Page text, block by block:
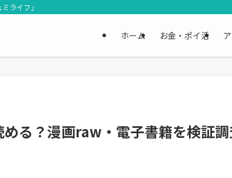
ライフ」
ホーム お金・ポイ活
る？漫画raw・電子書籍を検証調